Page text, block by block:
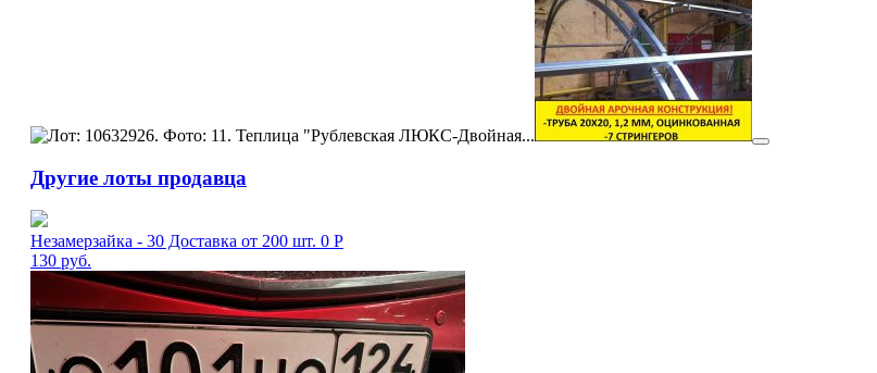
Другие лоты продавца
Незамерзайка - 30 Доставка от 200 шт. 0 Р
130 руб.